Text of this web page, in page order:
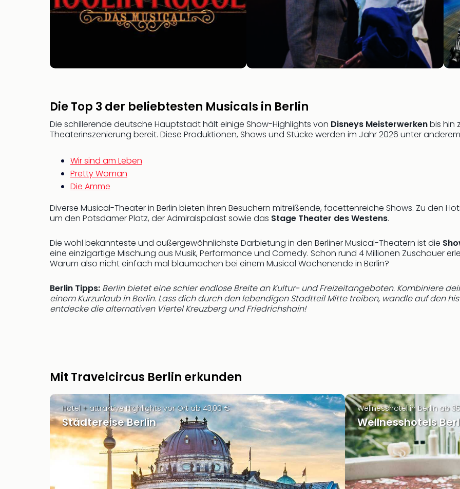
Die Top 3 der beliebtesten Musicals in Berlin
Die schillerende deutsche Hauptstadt hält einige Show-Highlights von Disneys Meisterwerkenbis hin
Theaterinszenierung bereit. Diese Produktionen, Shows und Stücke werden im Jahr 2026 unter
Wir sind am Leben
Pretty Woman
Die Amme
Diverse Musical-Theater in Berlin bieten ihren Besuchern mitreißende, facettenreiche Shows. Zu den
um den Potsdamer Platz, der Admiralspalast sowie das Stage Theater des Westens.
Die wohl bekannteste und außergewöhnlichste Darbietung in den Berliner Musical-Theatern ist die
eine einzigartige Mischung aus Musik, Performance und Comedy. Schon rund 4 Millionen Zuschauer
Warum also nicht einfach mal blaumachen bei einem Musical Wochenende in Berlin?
Berlin Tipps: Berlin bietet eine schier endlose Breite an Kultur- und Freizeitangeboten. Kombiniere
einem Kurzurlaub in Berlin. Lass dich durch den lebendigen Stadtteil Mitte treiben, wandle auf den
entdecke die alternativen Viertel Kreuzberg und Friedrichshain!
Mit Travelcircus Berlin erkunden
Hotel + attraktive Highlights vor Ort ab 43,00 €
Städtereise Berlin
Wellnesshotel in Berlin ab
Wellnesshotels